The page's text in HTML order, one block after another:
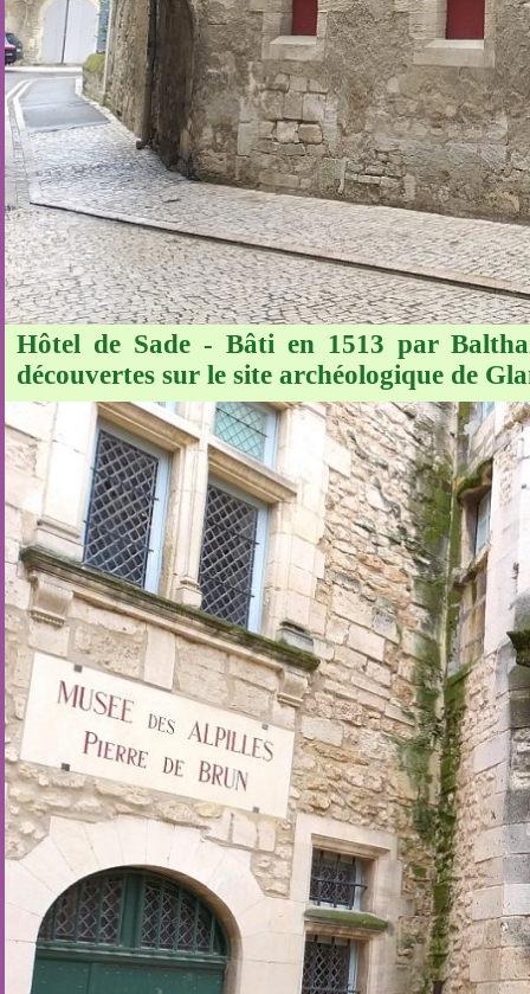
Hôtel de Sade - Bâti en 1513 par
découvertes sur le site archéologique de